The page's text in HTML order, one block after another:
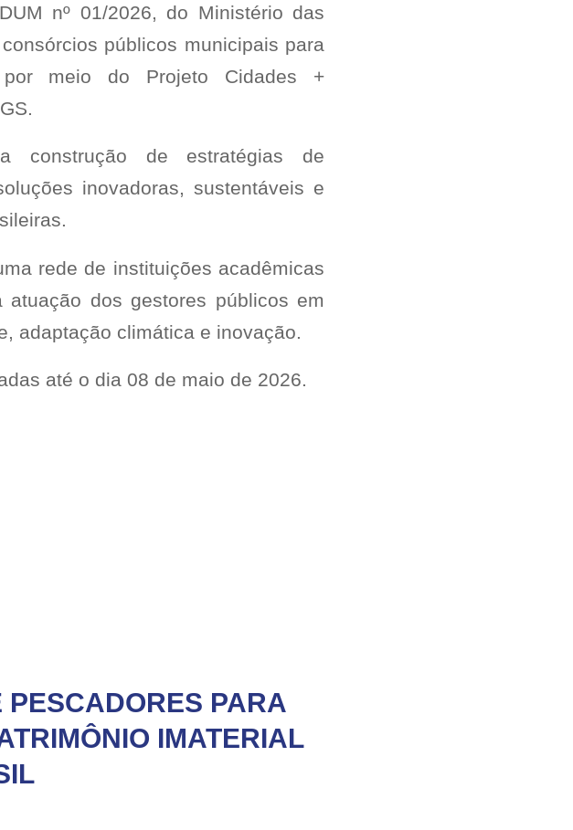
nº 01/2026, do Ministério das
públicos municipais para
por meio do Projeto Cidades +
construção de estratégias de
inovadoras, sustentáveis e
rede de instituições acadêmicas
dos gestores públicos em
adaptação climática e inovação.
até o dia 08 de maio de 2026.
PESCADORES PARA
IMATERIAL